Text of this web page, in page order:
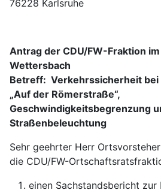
76228 Karlsruhe
Antrag der CDU/FW-Fraktion
Wettersbach
Betreff: Verkehrssicherheit bei
„Auf der Römerstraße“,
Geschwindigkeitsbegrenzung
Straßenbeleuchtung
Sehr geehrter Herr
die CDU/FW-
einen Sachstandsbericht zur